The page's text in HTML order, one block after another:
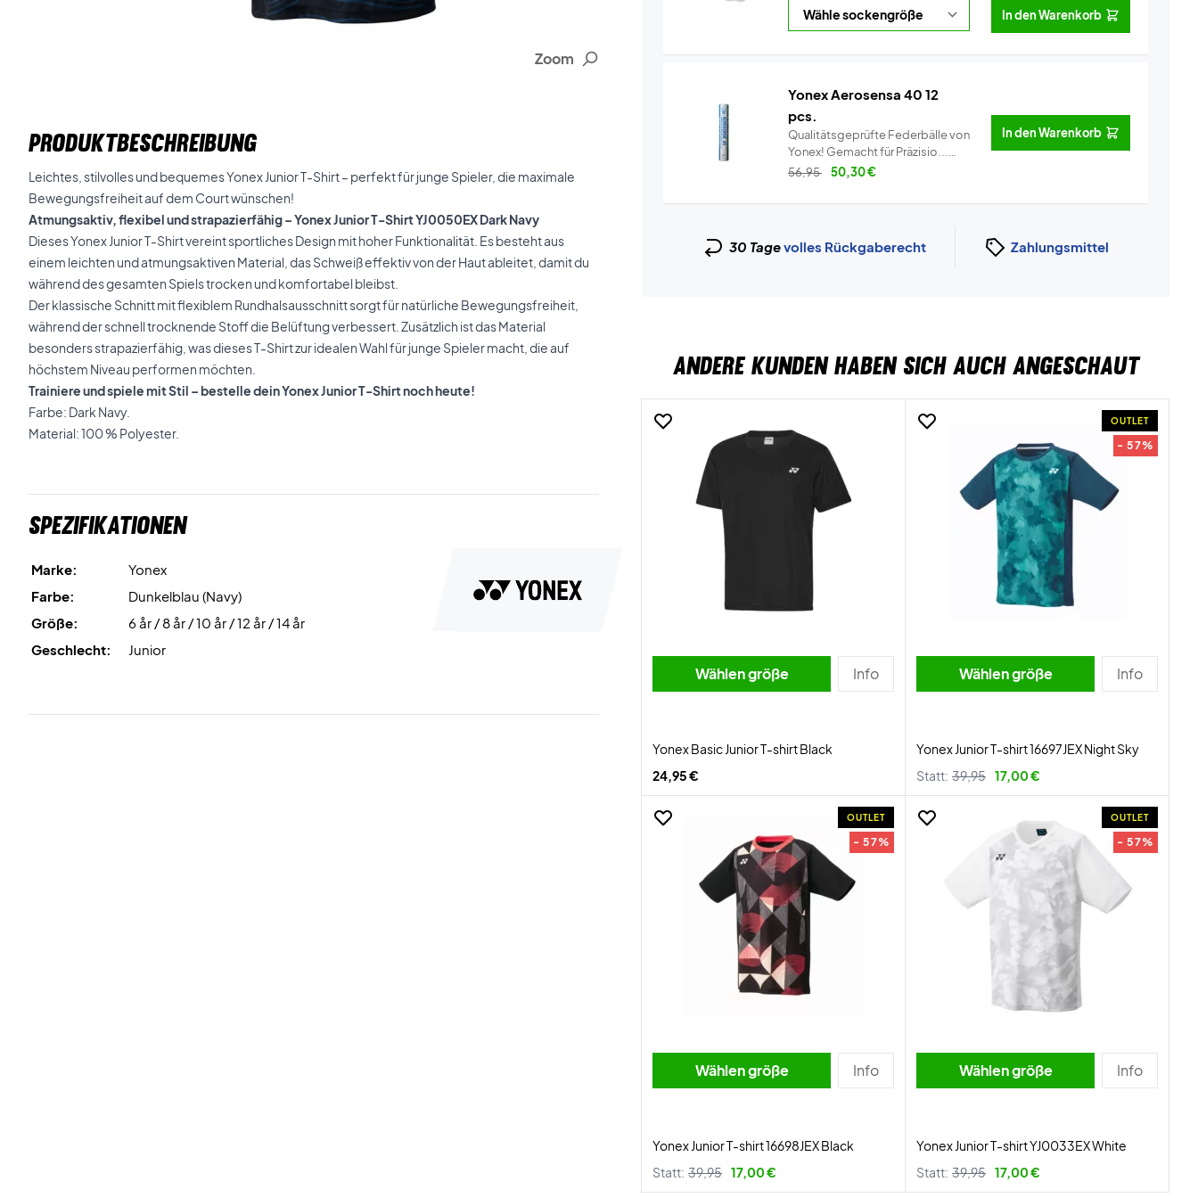
Zoom
PRODUKTBESCHREIBUNG
Leichtes, stilvolles und bequemes Yonex Junior T-Shirt – perfekt für junge Spieler, die maximale
Bewegungsfreiheit auf dem Court wünschen!
Atmungsaktiv, flexibel und strapazierfähig – Yonex Junior T-Shirt YJ0050EX Dark Navy
Dieses Yonex Junior T-Shirt vereint sportliches Design mit hoher Funktionalität. Es besteht aus
einem leichten und atmungsaktiven Material, das Schweiß effektiv von der Haut ableitet, damit du
während des gesamten Spiels trocken und komfortabel bleibst.
Der klassische Schnitt mit flexiblem Rundhalsausschnitt sorgt für natürliche Bewegungsfreiheit,
während der schnell trocknende Stoff die Belüftung verbessert. Zusätzlich ist das Material
besonders strapazierfähig, was dieses T-Shirt zur idealen Wahl für junge Spieler macht, die auf
höchstem Niveau performen möchten.
Trainiere und spiele mit Stil – bestelle dein Yonex Junior T-Shirt noch heute!
Farbe: Dark Navy.
Material: 100 % Polyester.
Spezifikationen
Marke:
Yonex
Farbe:
Dunkelblau (Navy)
Größe:
6 år / 8 år / 10 år / 12 år / 14 år
Geschlecht:
Junior
In den Warenkorb
Yonex Aerosensa 40 12
pcs.
Qualitätsgeprüfte Federbälle von
Yonex! Gemacht für Präzisio...
Info
56,95 50,30€
In den Warenkorb
30 Tagevolles Rückgaberecht Zahlungsmittel
ANDERE KUNDEN HABEN SICH AUCH ANGESCHAUT
Wählen größe Info
Yonex Basic Junior T-shirt Black
24,95 €
OUTLET
- 57%
Wählen größe Info
Yonex Junior T-shirt 16697JEX Night Sky
Statt: 39,95 17,00 €
OUTLET
- 57%
Wählen größe Info
Yonex Junior T-shirt 16698JEX Black
Statt: 39,95 17,00 €
OUTLET
- 57%
Wählen größe Info
Yonex Junior T-shirt YJ0033EX White
Statt: 39,95 17,00 €